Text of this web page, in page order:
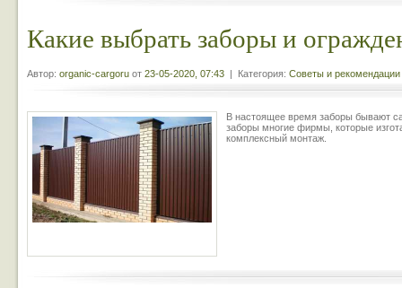
Какие выбрать заборы и
Автор: organic-cargoru от 23-05-2020, 07:43 | Категория: Советы и рекомендации
В настоящее время заборы бывают
заборы многие фирмы, которые
комплексный монтаж.